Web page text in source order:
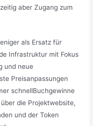
aber Zugang zum
als Ersatz für
Infrastruktur mit Fokus
und neue
Preisanpassungen
schnellBuchgewinne
die Projektwebsite,
und der Token